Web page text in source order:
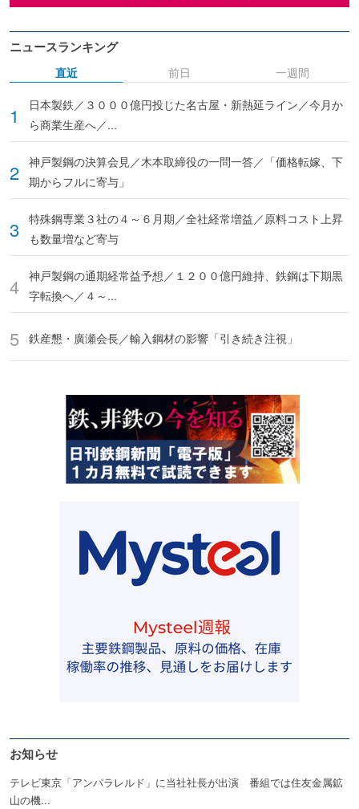
ニュースランキング
直近
日本製鉄／３０００億円投じた名古屋・新熱延ライン／今月か
ら商業生産へ／...
神戸製鋼の決算会見／木本取締役の一問一答／「価格転嫁、下
期からフルに寄与」
特殊鋼専業３社の４～６月期／全社経常増益／原料コスト上昇
も数量増など寄与
神戸製鋼の通期経常益予想／１２００億円維持、鉄鋼は下期黒
字転換へ／４～...
鉄産懇・廣瀬会長／輸入鋼材の影響「引き続き注視」
前日 一週間
お知らせ
テレビ東京「アンパラレルド」に当社社長が出演 番組では住友金属鉱
山の機...